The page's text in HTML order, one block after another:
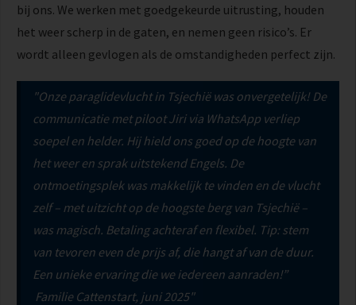
bij ons. We werken met goedgekeurde uitrusting, houden
het weer scherp in de gaten, en nemen geen risico’s. Er
wordt alleen gevlogen als de omstandigheden perfect zijn.
"Onze paraglidevlucht in Tsjechië was onvergetelijk! De
communicatie met piloot Jiri via WhatsApp verliep
soepel en helder. Hij hield ons goed op de hoogte van
het weer en sprak uitstekend Engels. De
ontmoetingsplek was makkelijk te vinden en de vlucht
zelf – met uitzicht op de hoogste berg van Tsjechië –
was magisch. Betaling achteraf en flexibel. Tip: stem
van tevoren even de prijs af, die hangt af van de duur.
Een unieke ervaring die we iedereen aanraden!”
Familie Cattenstart, juni 2025"